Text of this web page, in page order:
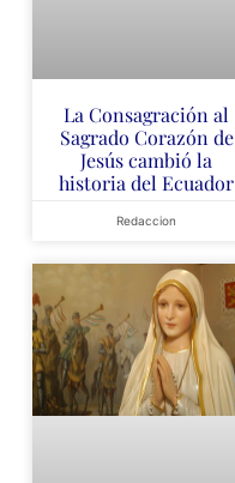
La Consagración al
Sagrado Corazón de
Jesús cambió la
historia del Ecuador
Redaccion